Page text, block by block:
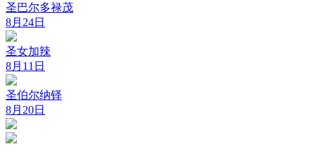
圣巴尔多禄茂
8月24日
圣女加辣
8月11日
圣伯尔纳铎
8月20日